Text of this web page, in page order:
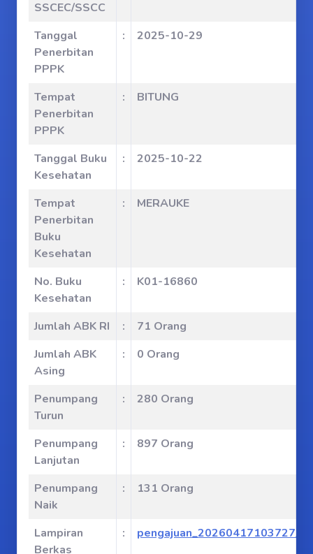
SSCEC/SSCC
Tanggal
Penerbitan
PPPK
: 2025-10-29
Tempat
Penerbitan
PPPK
: BITUNG
Tanggal Buku
Kesehatan
: 2025-10-22
Tempat
Penerbitan
Buku
Kesehatan
: MERAUKE
No. Buku
Kesehatan
: K01-16860
Jumlah ABK RI :
71 Orang
Jumlah ABK
Asing
: 0 Orang
Penumpang
Turun
: 280 Orang
Penumpang
Lanjutan
: 897 Orang
Penumpang
Naik
: 131 Orang
Lampiran
Berkas
: